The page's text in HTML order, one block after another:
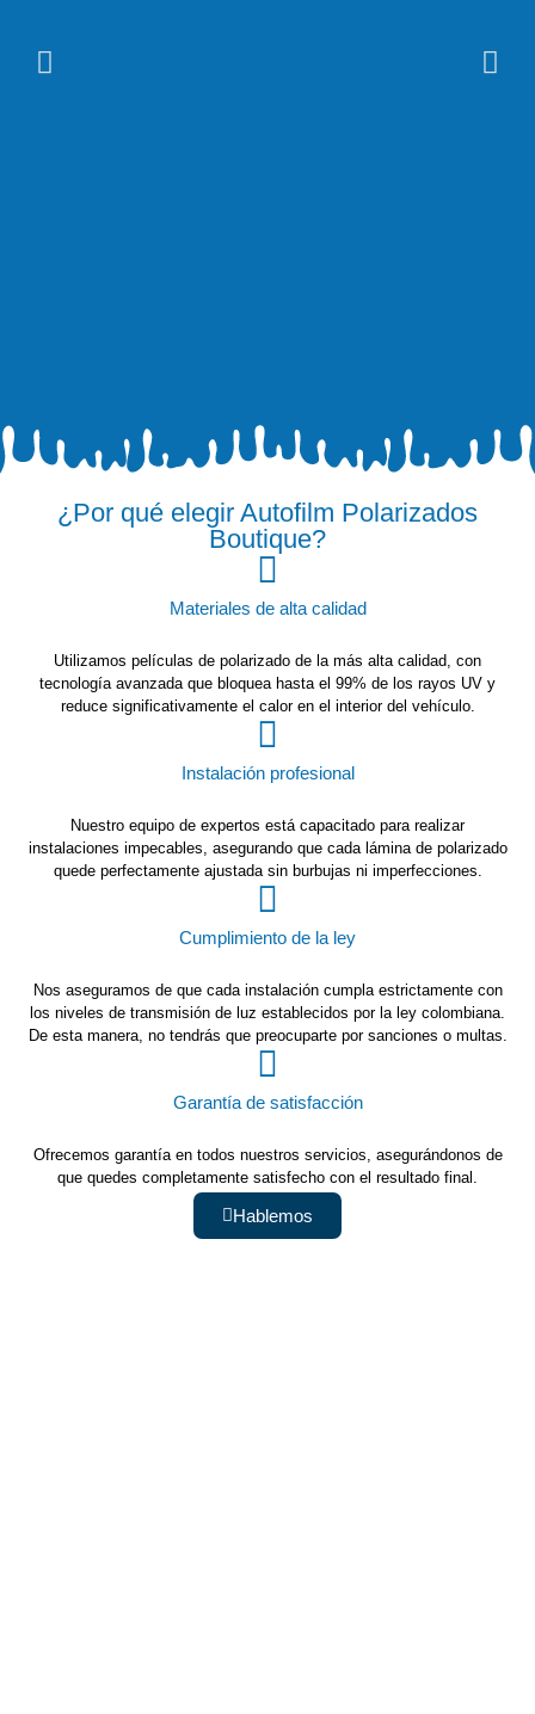
¿Por qué elegir Autofilm Polarizados
Boutique?
Materiales de alta calidad
Utilizamos películas de polarizado de la más alta calidad, con
tecnología avanzada que bloquea hasta el 99% de los rayos UV y
reduce significativamente el calor en el interior del vehículo.
Instalación profesional
Nuestro equipo de expertos está capacitado para realizar
instalaciones impecables, asegurando que cada lámina de polarizado
quede perfectamente ajustada sin burbujas ni imperfecciones.
Cumplimiento de la ley
Nos aseguramos de que cada instalación cumpla estrictamente con
los niveles de transmisión de luz establecidos por la ley colombiana.
De esta manera, no tendrás que preocuparte por sanciones o multas.
Garantía de satisfacción
Ofrecemos garantía en todos nuestros servicios, asegurándonos de
que quedes completamente satisfecho con el resultado final.
Hablemos